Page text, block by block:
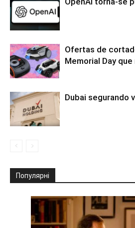
Ofertas de
Memorial Day
Dubai segurando
Популярні